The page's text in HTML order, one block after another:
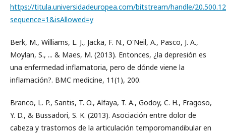
https://titula.universidadeuropea.com/bitstream/handle/
sequence=1&isAllowed=y
Berk, M., Williams, L. J., Jacka, F. N., O'Neil, A., Pasco, J. A.,
Moylan, S., ... & Maes, M. (2013). Entonces, ¿la depresión es
una enfermedad inflamatoria, pero de dónde viene la
inflamación?. BMC medicine, 11(1), 200.
Branco, L. P., Santis, T. O., Alfaya, T. A., Godoy, C. H., Fragoso,
Y. D., & Bussadori, S. K. (2013). Asociación entre dolor de
cabeza y trastornos de la articulación temporomandibular en